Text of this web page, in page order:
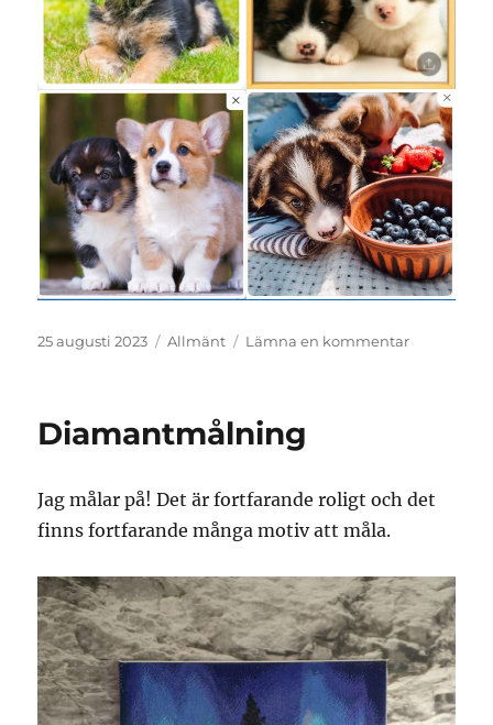
Publicerat
25 augusti 2023 Kategorier
Allmänt Lämna en kommentartill
Diamantmålning
Jag målar på! Det är fortfarande roligt och det
finns fortfarande många motiv att måla.